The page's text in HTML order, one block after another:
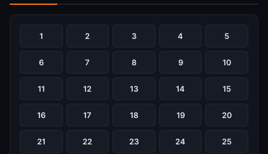
1 2 3 4 5
6 7 8 9 10
11 12 13 14 15
16 17 18 19 20
21 22 23 24 25